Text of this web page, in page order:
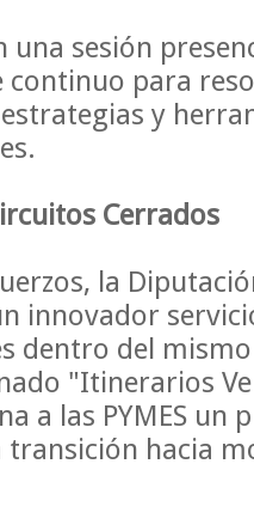
una sesión
para
y
Cerrados
la
innovador
dentro del mismo
"Itinerarios
a las PYMES un
hacia